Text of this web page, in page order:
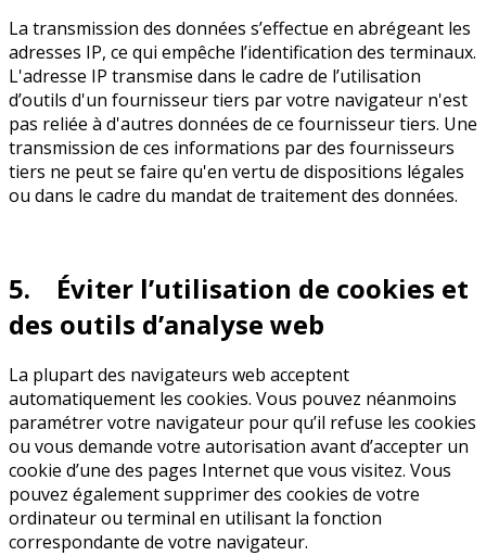
La transmission des données s’effectue en abrégeant les
adresses IP, ce qui empêche l’identification des terminaux.
L'adresse IP transmise dans le cadre de l’utilisation
d’outils d'un fournisseur tiers par votre navigateur n'est
pas reliée à d'autres données de ce fournisseur tiers. Une
transmission de ces informations par des fournisseurs
tiers ne peut se faire qu'en vertu de dispositions légales
ou dans le cadre du mandat de traitement des données.
5. Éviter l’utilisation de cookies et
des outils d’analyse web
La plupart des navigateurs web acceptent
automatiquement les cookies. Vous pouvez néanmoins
paramétrer votre navigateur pour qu’il refuse les cookies
ou vous demande votre autorisation avant d’accepter un
cookie d’une des pages Internet que vous visitez. Vous
pouvez également supprimer des cookies de votre
ordinateur ou terminal en utilisant la fonction
correspondante de votre navigateur.